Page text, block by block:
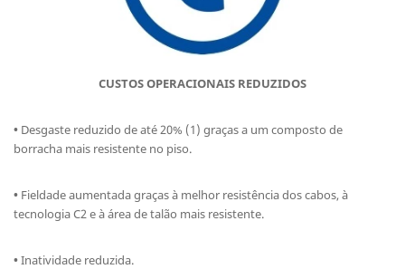
CUSTOS OPERACIONAIS REDUZIDOS
• Desgaste reduzido de até 20% (1) graças a um composto de
borracha mais resistente no piso.
• Fieldade aumentada graças à melhor resistência dos cabos, à
tecnologia C2 e à área de talão mais resistente.
•Inatividade reduzida.